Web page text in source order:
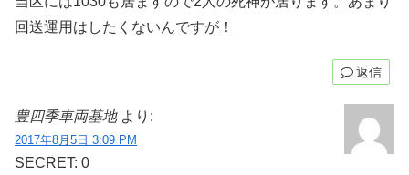
回送運用はしたくないんですが！
返信
豊四季車両基地 より:
2017年8月5日 3:09 PM
SECRET: 0